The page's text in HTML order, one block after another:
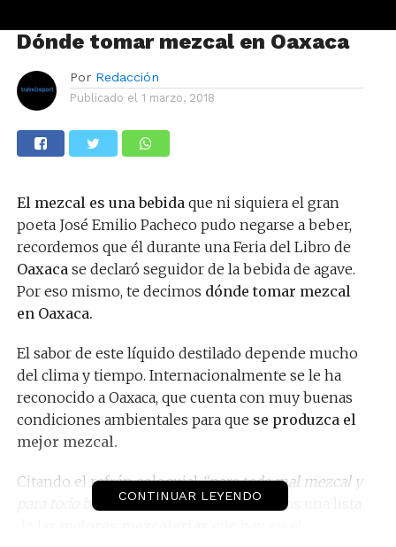
Dónde tomar mezcal en Oaxaca
Por Redacción
Publicado el 1 marzo, 2018
El mezcal es una bebidaque ni siquiera el gran
poeta José Emilio Pacheco pudo negarse a beber,
recordemos que él durante una Feria del Libro de
Oaxacase declaró seguidor de la bebida de agave.
Por eso mismo, te decimos dónde tomar mezcal
en Oaxaca.
El sabor de este líquido destilado depende mucho
del clima y tiempo. Internacionalmente se le ha
reconocido a Oaxaca, que cuenta con muy buenas
condiciones ambientales para que se produzca el
mejor mezcal.
Citando el refrán coloquial“para todo mal mezcal y
para todo bien también…” ,te presentamos una lista
CONTINUAR LEYENDO